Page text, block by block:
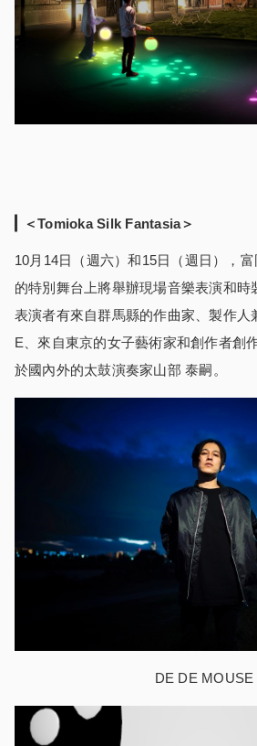
＜Tomioka Silk Fantasia＞
10月14日（週六）和15日（週日），
的特別舞台上將舉辦現場音樂表演和時
表演者有來自群馬縣的作曲家、製作
E、來自東京的女子藝術家和創作者創
於國內外的太鼓演奏家山部 泰嗣。
DE DE MOUSE